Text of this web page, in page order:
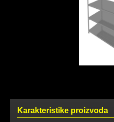
Karakteristike proizvoda